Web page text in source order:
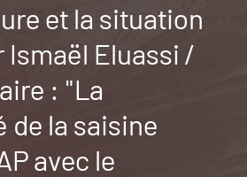
et la situation
Ismaël Eluassi /
: "La
la saisine
avec le